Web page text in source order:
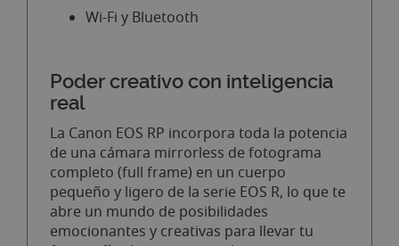
Wi-Fi y Bluetooth
Poder creativo con inteligencia
real
La Canon EOS RP incorpora toda la potencia
de una cámara mirrorless de fotograma
completo (full frame) en un cuerpo
pequeño y ligero de la serie EOS R, lo que te
abre un mundo de posibilidades
emocionantes y creativas para llevar tu